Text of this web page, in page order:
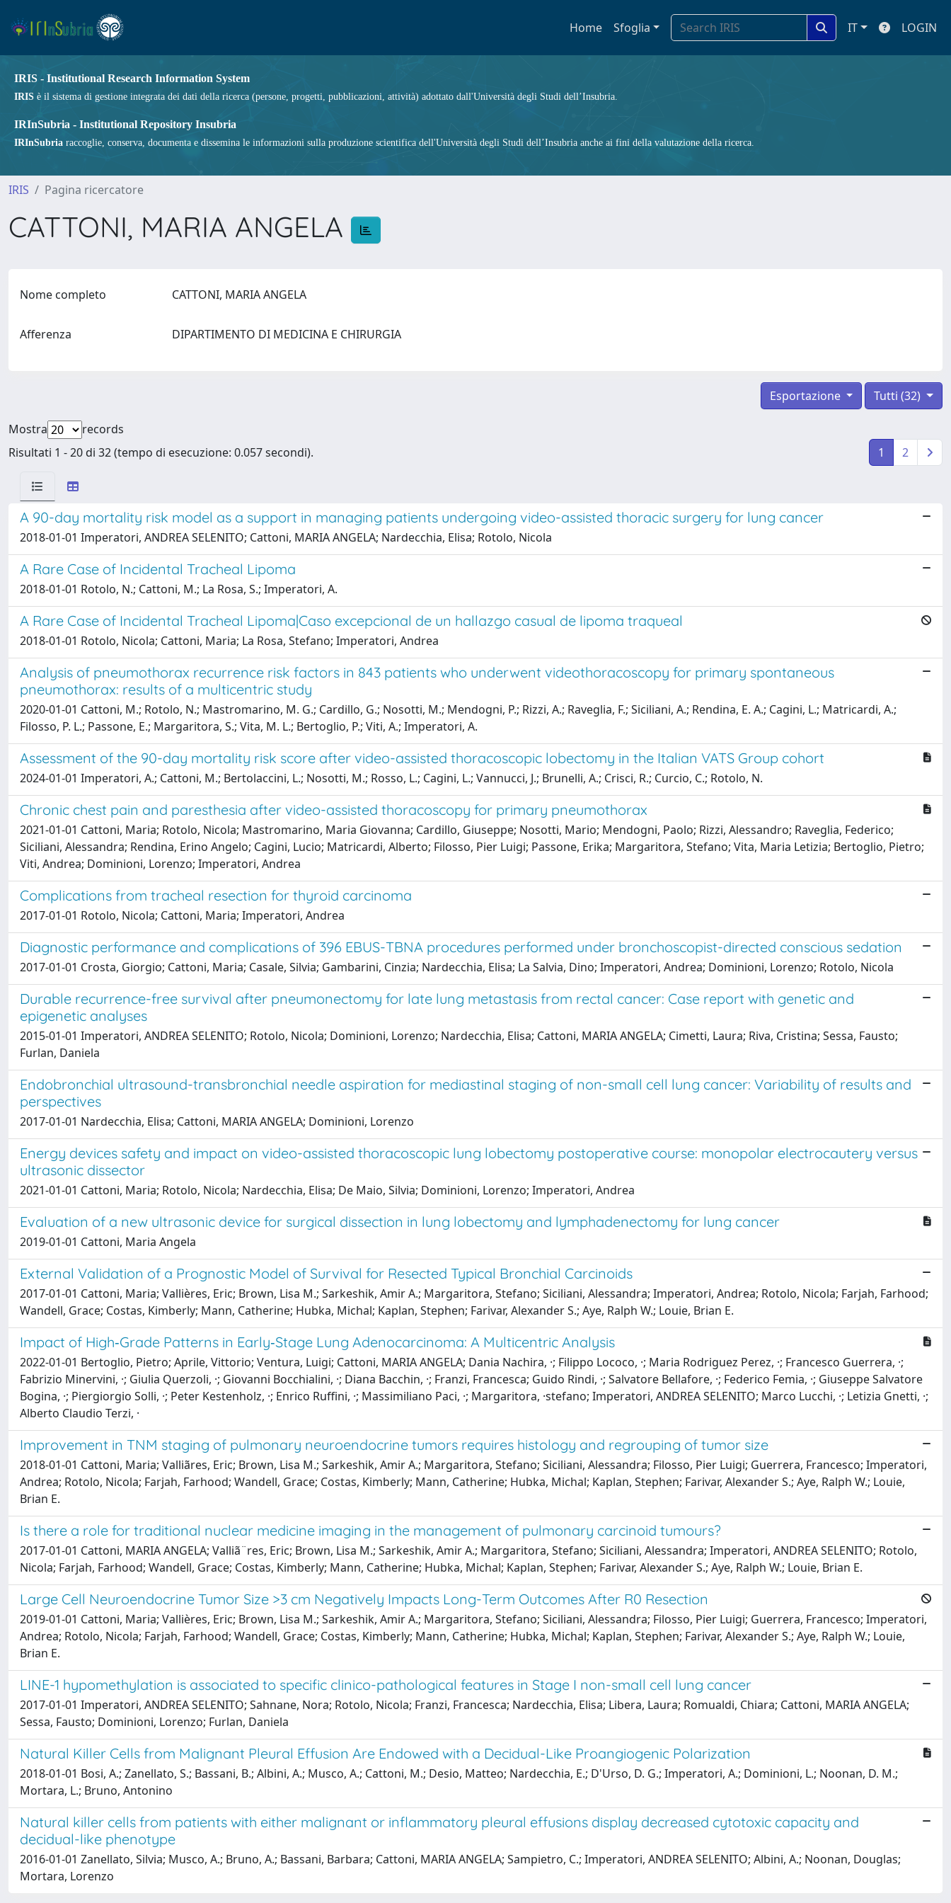
Home Sfoglia IT LOGIN
IRIS - Institutional Research Information System
IRIS è il sistema di gestione integrata dei dati della ricerca (persone, progetti, pubblicazioni, attività) adottato dall'Università degli Studi dell’Insubria.
IRInSubria - Institutional Repository Insubria
IRInSubria raccoglie, conserva, documenta e dissemina le informazioni sulla produzione scientifica dell'Università degli Studi dell’Insubria anche ai fini della valutazione della ricerca.
IRIS Pagina ricercatore
CATTONI, MARIA ANGELA
Nome completo CATTONI, MARIA ANGELA
Afferenza DIPARTIMENTO DI MEDICINA E CHIRURGIA
Tutti (32)
Esportazione
Mostra
records
Risultati 1 - 20 di 32 (tempo di esecuzione: 0.057 secondi).
1 2
A 90-day mortality risk model as a support in managing patients undergoing video-assisted thoracic surgery for lung cancer
2018-01-01 Imperatori, ANDREA SELENITO; Cattoni, MARIA ANGELA; Nardecchia, Elisa; Rotolo, Nicola
A Rare Case of Incidental Tracheal Lipoma
2018-01-01 Rotolo, N.; Cattoni, M.; La Rosa, S.; Imperatori, A.
A Rare Case of Incidental Tracheal Lipoma|Caso excepcional de un hallazgo casual de lipoma traqueal
2018-01-01 Rotolo, Nicola; Cattoni, Maria; La Rosa, Stefano; Imperatori, Andrea
Analysis of pneumothorax recurrence risk factors in 843 patients who underwent videothoracoscopy for primary spontaneous
pneumothorax: results of a multicentric study
2020-01-01 Cattoni, M.; Rotolo, N.; Mastromarino, M. G.; Cardillo, G.; Nosotti, M.; Mendogni, P.; Rizzi, A.; Raveglia, F.; Siciliani, A.; Rendina, E. A.; Cagini, L.; Matricardi, A.;
Filosso, P. L.; Passone, E.; Margaritora, S.; Vita, M. L.; Bertoglio, P.; Viti, A.; Imperatori, A.
Assessment of the 90-day mortality risk score after video-assisted thoracoscopic lobectomy in the Italian VATS Group cohort
2024-01-01 Imperatori, A.; Cattoni, M.; Bertolaccini, L.; Nosotti, M.; Rosso, L.; Cagini, L.; Vannucci, J.; Brunelli, A.; Crisci, R.; Curcio, C.; Rotolo, N.
Chronic chest pain and paresthesia after video-assisted thoracoscopy for primary pneumothorax
2021-01-01 Cattoni, Maria; Rotolo, Nicola; Mastromarino, Maria Giovanna; Cardillo, Giuseppe; Nosotti, Mario; Mendogni, Paolo; Rizzi, Alessandro; Raveglia, Federico;
Siciliani, Alessandra; Rendina, Erino Angelo; Cagini, Lucio; Matricardi, Alberto; Filosso, Pier Luigi; Passone, Erika; Margaritora, Stefano; Vita, Maria Letizia; Bertoglio, Pietro;
Viti, Andrea; Dominioni, Lorenzo; Imperatori, Andrea
Complications from tracheal resection for thyroid carcinoma
2017-01-01 Rotolo, Nicola; Cattoni, Maria; Imperatori, Andrea
Diagnostic performance and complications of 396 EBUS-TBNA procedures performed under bronchoscopist-directed conscious sedation
2017-01-01 Crosta, Giorgio; Cattoni, Maria; Casale, Silvia; Gambarini, Cinzia; Nardecchia, Elisa; La Salvia, Dino; Imperatori, Andrea; Dominioni, Lorenzo; Rotolo, Nicola
Durable recurrence-free survival after pneumonectomy for late lung metastasis from rectal cancer: Case report with genetic and
epigenetic analyses
2015-01-01 Imperatori, ANDREA SELENITO; Rotolo, Nicola; Dominioni, Lorenzo; Nardecchia, Elisa; Cattoni, MARIA ANGELA; Cimetti, Laura; Riva, Cristina; Sessa, Fausto;
Furlan, Daniela
Endobronchial ultrasound-transbronchial needle aspiration for mediastinal staging of non-small cell lung cancer: Variability of results and
perspectives
2017-01-01 Nardecchia, Elisa; Cattoni, MARIA ANGELA; Dominioni, Lorenzo
Energy devices safety and impact on video-assisted thoracoscopic lung lobectomy postoperative course: monopolar electrocautery versus
ultrasonic dissector
2021-01-01 Cattoni, Maria; Rotolo, Nicola; Nardecchia, Elisa; De Maio, Silvia; Dominioni, Lorenzo; Imperatori, Andrea
Evaluation of a new ultrasonic device for surgical dissection in lung lobectomy and lymphadenectomy for lung cancer
2019-01-01 Cattoni, Maria Angela
External Validation of a Prognostic Model of Survival for Resected Typical Bronchial Carcinoids
2017-01-01 Cattoni, Maria; Vallières, Eric; Brown, Lisa M.; Sarkeshik, Amir A.; Margaritora, Stefano; Siciliani, Alessandra; Imperatori, Andrea; Rotolo, Nicola; Farjah, Farhood;
Wandell, Grace; Costas, Kimberly; Mann, Catherine; Hubka, Michal; Kaplan, Stephen; Farivar, Alexander S.; Aye, Ralph W.; Louie, Brian E.
Impact of High‑Grade Patterns in Early‑Stage Lung Adenocarcinoma: A Multicentric Analysis
2022-01-01 Bertoglio, Pietro; Aprile, Vittorio; Ventura, Luigi; Cattoni, MARIA ANGELA; Dania Nachira, ·; Filippo Lococo, ·; Maria Rodriguez Perez, ·; Francesco Guerrera, ·;
Fabrizio Minervini, ·; Giulia Querzoli, ·; Giovanni Bocchialini, ·; Diana Bacchin, ·; Franzi, Francesca; Guido Rindi, ·; Salvatore Bellafore, ·; Federico Femia, ·; Giuseppe Salvatore
Bogina, ·; Piergiorgio Solli, ·; Peter Kestenholz, ·; Enrico Ruffini, ·; Massimiliano Paci, ·; Margaritora, ·stefano; Imperatori, ANDREA SELENITO; Marco Lucchi, ·; Letizia Gnetti, ·;
Alberto Claudio Terzi, ·
Improvement in TNM staging of pulmonary neuroendocrine tumors requires histology and regrouping of tumor size
2018-01-01 Cattoni, Maria; Valliãres, Eric; Brown, Lisa M.; Sarkeshik, Amir A.; Margaritora, Stefano; Siciliani, Alessandra; Filosso, Pier Luigi; Guerrera, Francesco; Imperatori,
Andrea; Rotolo, Nicola; Farjah, Farhood; Wandell, Grace; Costas, Kimberly; Mann, Catherine; Hubka, Michal; Kaplan, Stephen; Farivar, Alexander S.; Aye, Ralph W.; Louie,
Brian E.
Is there a role for traditional nuclear medicine imaging in the management of pulmonary carcinoid tumours?
2017-01-01 Cattoni, MARIA ANGELA; Valliã¨res, Eric; Brown, Lisa M.; Sarkeshik, Amir A.; Margaritora, Stefano; Siciliani, Alessandra; Imperatori, ANDREA SELENITO; Rotolo,
Nicola; Farjah, Farhood; Wandell, Grace; Costas, Kimberly; Mann, Catherine; Hubka, Michal; Kaplan, Stephen; Farivar, Alexander S.; Aye, Ralph W.; Louie, Brian E.
Large Cell Neuroendocrine Tumor Size >3 cm Negatively Impacts Long-Term Outcomes After R0 Resection
2019-01-01 Cattoni, Maria; Vallières, Eric; Brown, Lisa M.; Sarkeshik, Amir A.; Margaritora, Stefano; Siciliani, Alessandra; Filosso, Pier Luigi; Guerrera, Francesco; Imperatori,
Andrea; Rotolo, Nicola; Farjah, Farhood; Wandell, Grace; Costas, Kimberly; Mann, Catherine; Hubka, Michal; Kaplan, Stephen; Farivar, Alexander S.; Aye, Ralph W.; Louie,
Brian E.
LINE-1 hypomethylation is associated to specific clinico-pathological features in Stage I non-small cell lung cancer
2017-01-01 Imperatori, ANDREA SELENITO; Sahnane, Nora; Rotolo, Nicola; Franzi, Francesca; Nardecchia, Elisa; Libera, Laura; Romualdi, Chiara; Cattoni, MARIA ANGELA;
Sessa, Fausto; Dominioni, Lorenzo; Furlan, Daniela
Natural Killer Cells from Malignant Pleural Effusion Are Endowed with a Decidual-Like Proangiogenic Polarization
2018-01-01 Bosi, A.; Zanellato, S.; Bassani, B.; Albini, A.; Musco, A.; Cattoni, M.; Desio, Matteo; Nardecchia, E.; D'Urso, D. G.; Imperatori, A.; Dominioni, L.; Noonan, D. M.;
Mortara, L.; Bruno, Antonino
Natural killer cells from patients with either malignant or inflammatory pleural effusions display decreased cytotoxic capacity and
decidual-like phenotype
2016-01-01 Zanellato, Silvia; Musco, A.; Bruno, A.; Bassani, Barbara; Cattoni, MARIA ANGELA; Sampietro, C.; Imperatori, ANDREA SELENITO; Albini, A.; Noonan, Douglas;
Mortara, Lorenzo